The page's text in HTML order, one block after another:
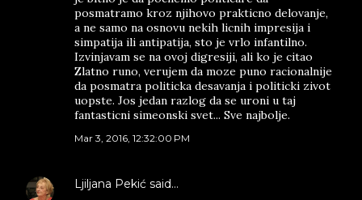
posmatramo kroz njihovo prakticno delovanje,
a ne samo na osnovu nekih licnih impresija i
simpatija ili antipatija, sto je vrlo infantilno.
Izvinjavam se na ovoj digresiji, ali ko je citao
Zlatno runo, verujem da moze puno racionalnije
da posmatra politicka desavanja i politicki zivot
uopste. Jos jedan razlog da se uroni u taj
fantasticni simeonski svet... Sve najbolje.
Mar 3, 2016, 12:32:00 PM
Ljiljana Pekić said…